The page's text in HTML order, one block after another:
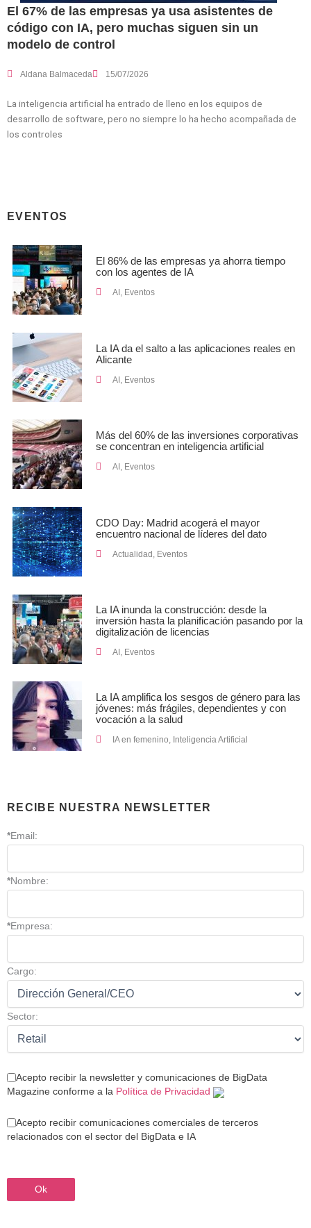
El 67% de las empresas ya usa asistentes de
código con IA, pero muchas siguen sin un
modelo de control
Aldana Balmaceda 15/07/2026
La inteligencia artificial ha entrado de lleno en los equipos de
desarrollo de software, pero no siempre lo ha hecho acompañada de
los controles
EVENTOS
El 86% de las empresas ya ahorra tiempo
con los agentes de IA
AI, Eventos
La IA da el salto a las aplicaciones reales en
Alicante
AI Eventos
Más del 60% de las inversiones corporativas
se concentran en inteligencia artificial
AI , Eventos
CDO Day: Madrid acogerá el mayor
encuentro nacional de líderes del dato
Actualidad, Eventos
La IA inunda la construcción: desde la
inversión hasta la planificación pasando por la
digitalización de licencias
AI , Eventos
La IA amplifica los sesgos de género para las
jóvenes: más frágiles, dependientes y con
vocación a la salud
IA en femenino, Inteligencia Artificial
RECIBE NUESTRA NEWSLETTER
*Email:
*Nombre:
*Empresa:
Cargo:
Sector:
Acepto recibir la newsletter y comunicaciones de BigData
Magazine conforme a la Política de Privacidad
Acepto recibir comunicaciones comerciales de terceros
relacionados con el sector del BigData e IA